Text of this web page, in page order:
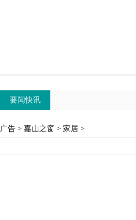
要闻快讯
广告 > 嘉山之窗 > 家居 >